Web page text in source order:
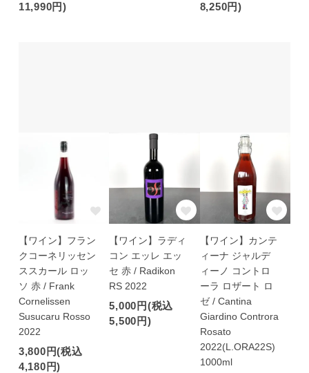
11,990円)
8,250円)
【ワイン】フラン
クコーネリッセン
ススカール ロッ
ソ 赤 / Frank
Cornelissen
Susucaru Rosso
2022
3,800円(税込
4,180円)
【ワイン】ラディ
コン エッレ エッ
セ 赤 / Radikon
RS 2022
5,000円(税込
5,500円)
【ワイン】カンテ
ィーナ ジャルデ
ィーノ コントロ
ーラ ロザート ロ
ゼ / Cantina
Giardino Controra
Rosato
2022(L.ORA22S)
1000ml